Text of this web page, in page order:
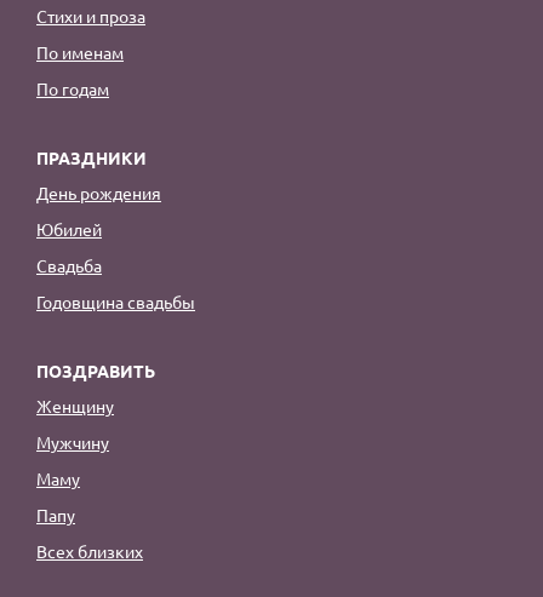
Стихи и проза
По именам
По годам
ПРАЗДНИКИ
День рождения
Юбилей
Свадьба
Годовщина свадьбы
ПОЗДРАВИТЬ
Женщину
Мужчину
Маму
Папу
Всех близких